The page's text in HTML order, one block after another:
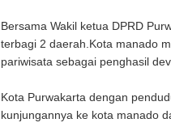
Bersama Wakil ketua DPRD
terbagi 2 daerah.Kota manado
pariwisata sebagai penghasil
Kota Purwakarta dengan
kunjungannya ke kota manado